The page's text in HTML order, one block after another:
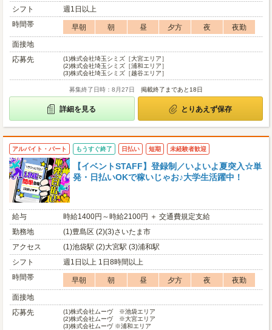
シフト
週1日以上
時間帯
早朝 朝 昼 夕方 夜
夜勤
面接地
応募先
(1)株式会社埼玉シミズ［大宮エリア］
(2)株式会社埼玉シミズ［浦和エリア］
(3)株式会社埼玉シミズ［越谷エリア］
募集終了日時：8月27日 掲載終了まであと18日
詳細を見る とりあえず保存
アルバイト・パート もうすぐ終了 日払い 短期 未経験者歓迎
【イベントSTAFF】登録制／いよいよ夏突入☆単
発・日払いOKで稼いじゃお♪大学生活躍中！
給与
時給1400円～時給2100円 ＋ 交通費規定支給
勤務地
(1)豊島区 (2)(3)さいたま市
アクセス
(1)池袋駅 (2)大宮駅 (3)浦和駅
シフト
週1日以上 1日8時間以上
時間帯
早朝 朝 昼 夕方 夜
夜勤
面接地
応募先
(1)株式会社ムーヴ ※池袋エリア
(2)株式会社ムーヴ ※大宮エリア
(3)株式会社ムーヴ ※浦和エリア